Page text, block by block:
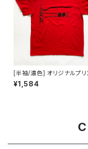
[半袖/濃色] オリジナルプリ
Tシャツ作成 [20枚まで]
¥1,584